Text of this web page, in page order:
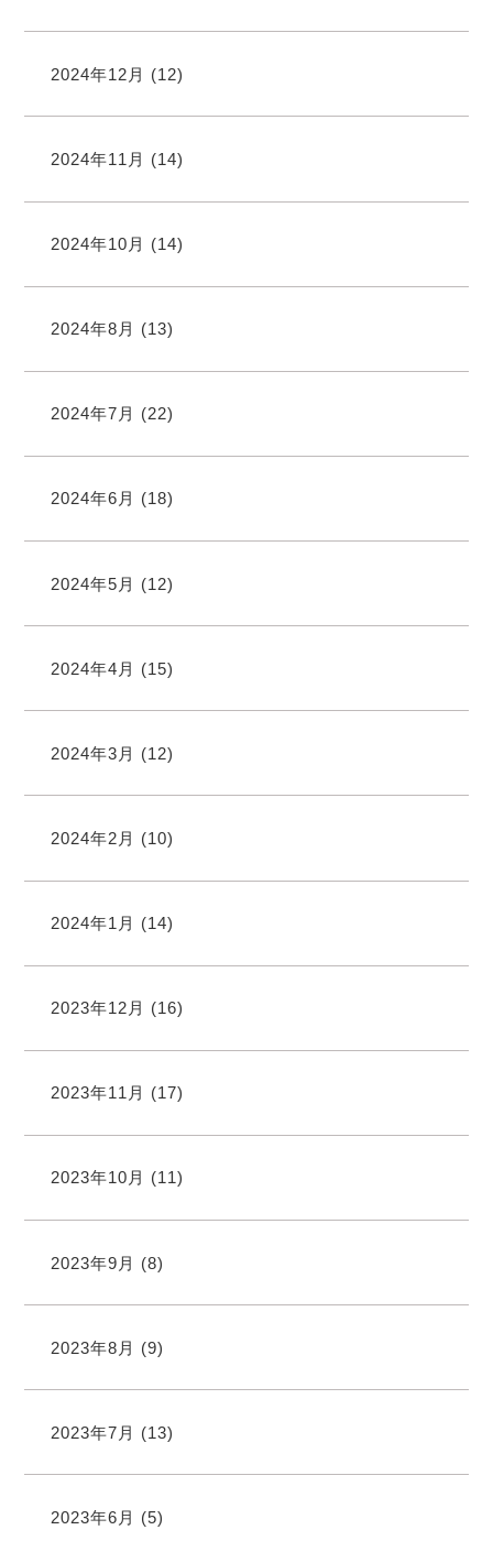
2024年12月 (12)
2024年11月 (14)
2024年10月 (14)
2024年8月 (13)
2024年7月 (22)
2024年6月 (18)
2024年5月 (12)
2024年4月 (15)
2024年3月 (12)
2024年2月 (10)
2024年1月 (14)
2023年12月 (16)
2023年11月 (17)
2023年10月 (11)
2023年9月 (8)
2023年8月 (9)
2023年7月 (13)
2023年6月 (5)